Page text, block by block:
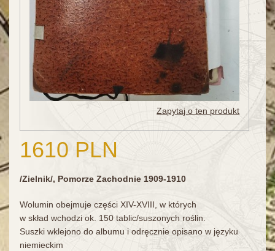
Zapytaj o ten produkt
1610 PLN
/Zielnik/, Pomorze Zachodnie 1909-1910
Wolumin obejmuje części XIV-XVIII, w których
w skład wchodzi ok. 150 tablic/suszonych roślin.
Suszki wklejono do albumu i odręcznie opisano w języku
niemieckim